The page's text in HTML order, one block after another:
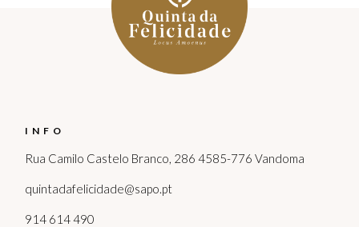
INFO
Rua Camilo Castelo Branco, 286 4585-776 Vandoma
quintadafelicidade@sapo.pt
914 614 490